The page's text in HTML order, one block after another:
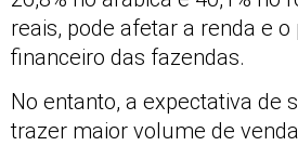
reais, pode afetar a renda e
financeiro das fazendas.
No entanto, a expectativa de
trazer maior volume de